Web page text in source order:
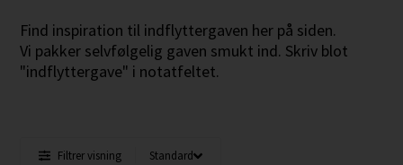
Find inspiration til indflyttergaven her på siden.
Vi pakker selvfølgelig gaven smukt ind. Skriv blot
"indflyttergave" i notatfeltet.
Filtrer visning